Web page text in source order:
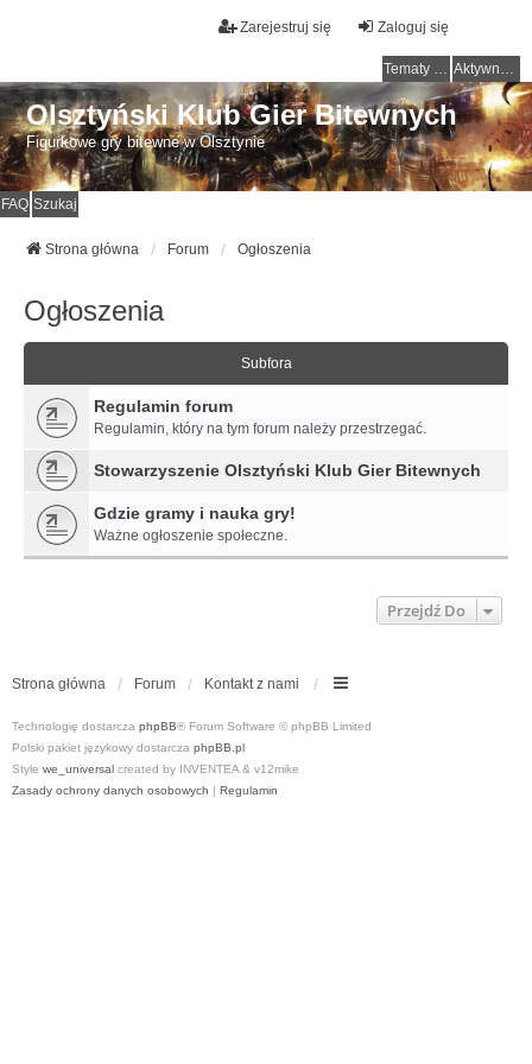
Zaloguj się
Zarejestruj się
Tematy bez odpowiedzi Aktywne tematy
Olsztyński Klub Gier Bitewnych
Figurkowe gry bitewne w Olsztynie
FAQ Szukaj
Strona główna Forum Ogłoszenia
Ogłoszenia
Subfora
Regulamin forum
Regulamin, który na tym forum należy przestrzegać.
Stowarzyszenie Olsztyński Klub Gier Bitewnych
Gdzie gramy i nauka gry!
Ważne ogłoszenie społeczne.
Przejdź Do
Strona główna Forum Kontakt z nami
Technologię dostarcza phpBB® Forum Software © phpBB Limited
Polski pakiet językowy dostarcza phpBB.pl
Style we_universal created by INVENTEA & v12mike
Zasady ochrony danych osobowych | Regulamin